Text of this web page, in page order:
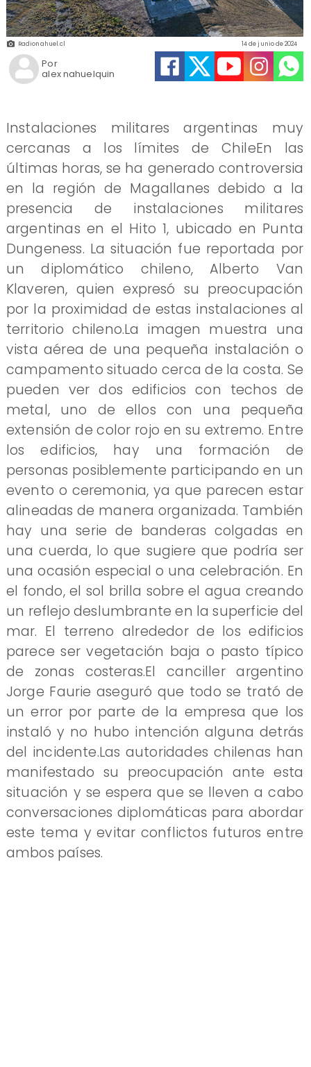
Radionahuel.cl
alex nahuelquin
14 de junio de 2024
Por
Instalaciones militares argentinas muy
cercanas a los límites de ChileEn las
últimas horas, se ha generado controversia
en la región de Magallanes debido a la
presencia de instalaciones militares
argentinas en el Hito 1, ubicado en Punta
Dungeness. La situación fue reportada por
un diplomático chileno, Alberto Van
Klaveren, quien expresó su preocupación
por la proximidad de estas instalaciones al
territorio chileno.La imagen muestra una
vista aérea de una pequeña instalación o
campamento situado cerca de la costa. Se
pueden ver dos edificios con techos de
metal, uno de ellos con una pequeña
extensión de color rojo en su extremo. Entre
los edificios, hay una formación de
personas posiblemente participando en un
evento o ceremonia, ya que parecen estar
alineadas de manera organizada. También
hay una serie de banderas colgadas en
una cuerda, lo que sugiere que podría ser
una ocasión especial o una celebración. En
el fondo, el sol brilla sobre el agua creando
un reflejo deslumbrante en la superficie del
mar. El terreno alrededor de los edificios
parece ser vegetación baja o pasto típico
de zonas costeras.El canciller argentino
Jorge Faurie aseguró que todo se trató de
un error por parte de la empresa que los
instaló y no hubo intención alguna detrás
del incidente.Las autoridades chilenas han
manifestado su preocupación ante esta
situación y se espera que se lleven a cabo
conversaciones diplomáticas para abordar
este tema y evitar conflictos futuros entre
ambos países.